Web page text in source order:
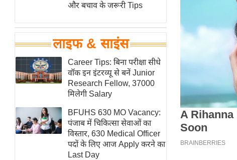
टेक्नॉलॉजी
ब्यूटी/फैशन
घरेलू नुस्खे
पर्यटन स्थल
फिटनेस मंत्रा
रिलेशनशिप
विश्लेषण
समसामयिक
मातृभूमि
और बचाव के जरूरी Tips
लाइफ & साइंस
Career Tips: बिना परीक्षा सीधे
वॉक इन इंटरव्यू से बनें Junior
Research Fellow, 37000
मिलेगी Salary
BFUHS 630 MO Vacancy:
पंजाब में चिकित्सा सेवाओं का
विस्तार, 630 Medical Officer
पदों के लिए आज Apply करने का
Last Day